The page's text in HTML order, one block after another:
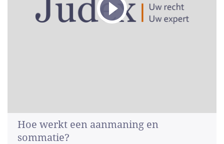
Hoe werkt een aanmaning en
sommatie?